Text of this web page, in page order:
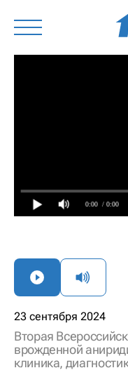
0:00 / 0:00
23 сентября 2024
Вторая
врожденной
клиника,